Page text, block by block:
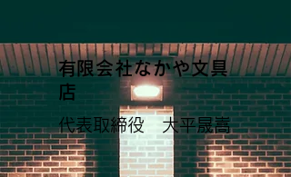
​有限会社なかや文具
店
代表取締役 大平晟嵩